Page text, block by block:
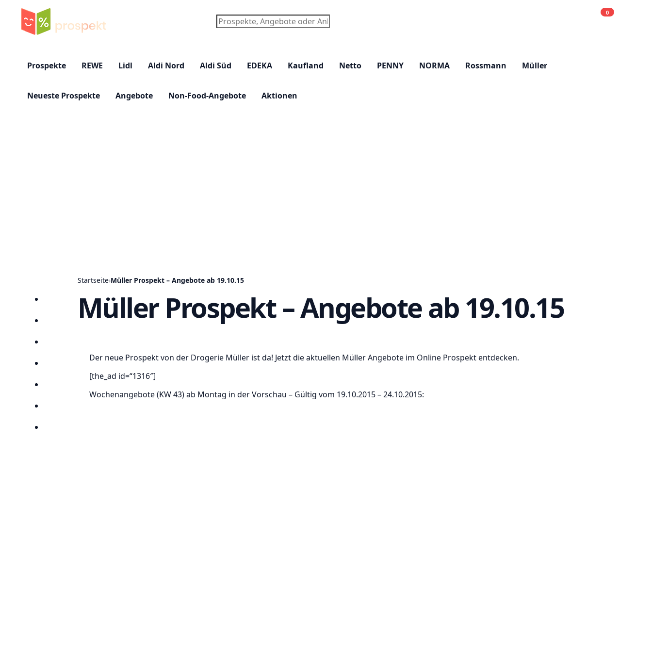
Suchen
0
Prospekte REWE Lidl Aldi Nord Aldi Süd EDEKA Kaufland Netto PENNY NORMA Rossmann Müller
Neueste Prospekte Angebote Non-Food-Angebote Aktionen
Startseite
Startseite›Müller Prospekt – Angebote ab 19.10.15
Müller Prospekt – Angebote ab 19.10.15
Der neue Prospekt von der Drogerie Müller ist da! Jetzt die aktuellen Müller Angebote im Online Prospekt entdecken.
[the_ad id=“1316″]
Wochenangebote (KW 43) ab Montag in der Vorschau – Gültig vom 19.10.2015 – 24.10.2015: